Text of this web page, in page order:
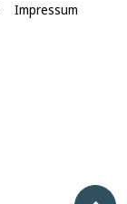
Impressum